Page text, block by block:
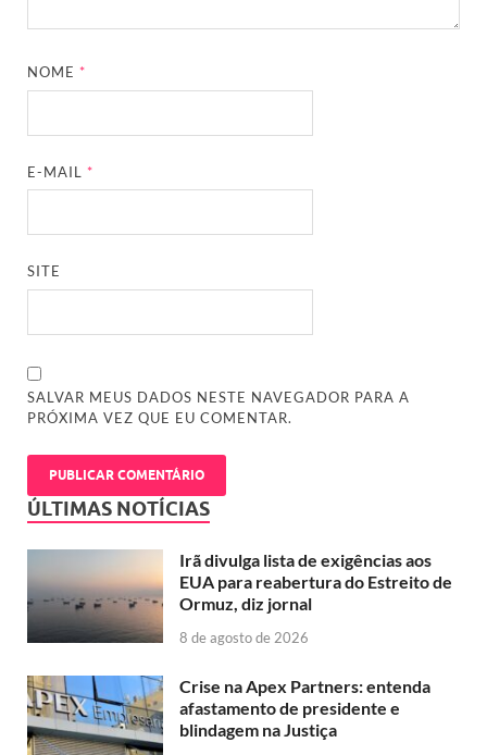
NOME*
E-MAIL*
SITE
SALVAR MEUS DADOS NESTE NAVEGADOR PARA A
PRÓXIMA VEZ QUE EU COMENTAR.
ÚLTIMAS NOTÍCIAS
Irã divulga lista de exigências aos
EUA para reabertura do Estreito de
Ormuz, diz jornal
8 de agosto de 2026
Crise na Apex Partners: entenda
afastamento de presidente e
blindagem na Justiça